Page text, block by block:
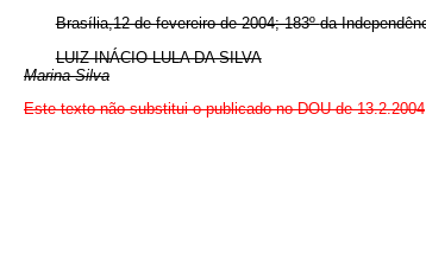
Brasília,12 de fevereiro de 2004; 183ºda
LUIZ INÁCIO LULA DA SILVA
Marina Silva
Este texto não substitui o publicado no DOU de 13.2.2004